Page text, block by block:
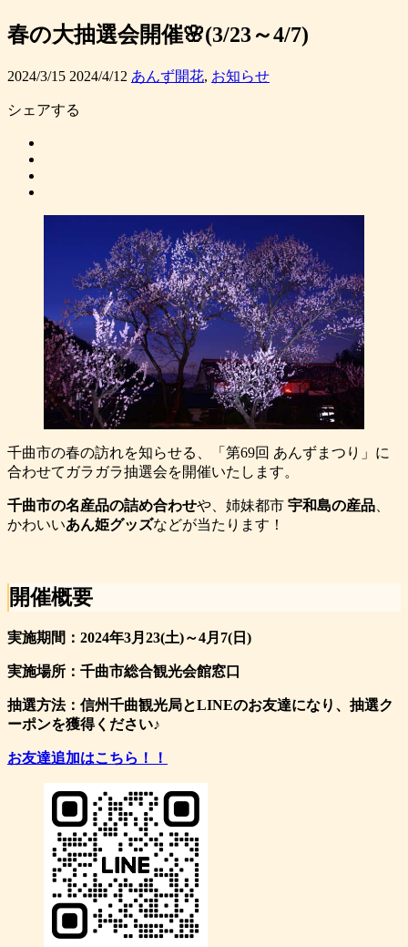
春の大抽選会開催🌸(3/23～4/7)
2024/3/15 2024/4/12 あんず開花, お知らせ
シェアする
千曲市の春の訪れを知らせる、「第69回 あんずまつり」に
合わせてガラガラ抽選会を開催いたします。
千曲市の名産品の詰め合わせや、姉妹都市 宇和島の産品
かわいいあん姫グッズなどが当たります！
開催概要
実施期間：2024年3月23(土)～4月7(日)
実施場所：千曲市総合観光会館窓口
抽選方法：信州千曲観光局とLINEのお友達になり、抽選ク
ーポンを獲得ください♪
お友達追加はこちら！！